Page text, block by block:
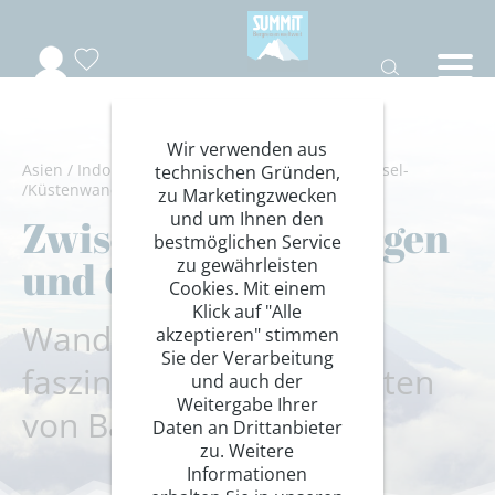
Asien / Indonesien/Bali/Wandern/Trekking
Insel-
/Küstenwanderungen
Zwischen Feuerbergen
und Göttergärten
Wanderreise durch die
faszinierenden Inselwelten
von Bali und Java
Wir verwenden aus
technischen Gründen,
zu Marketingzwecken
und um Ihnen den
bestmöglichen Service
zu gewährleisten
Cookies. Mit einem
Klick auf "Alle
akzeptieren" stimmen
Sie der Verarbeitung
und auch der
Weitergabe Ihrer
Daten an Drittanbieter
zu. Weitere
Informationen